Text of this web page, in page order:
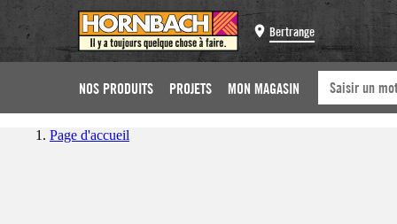
Bertrange
NOS PRODUITS PROJETS MON MAGASIN
Page d'accueil